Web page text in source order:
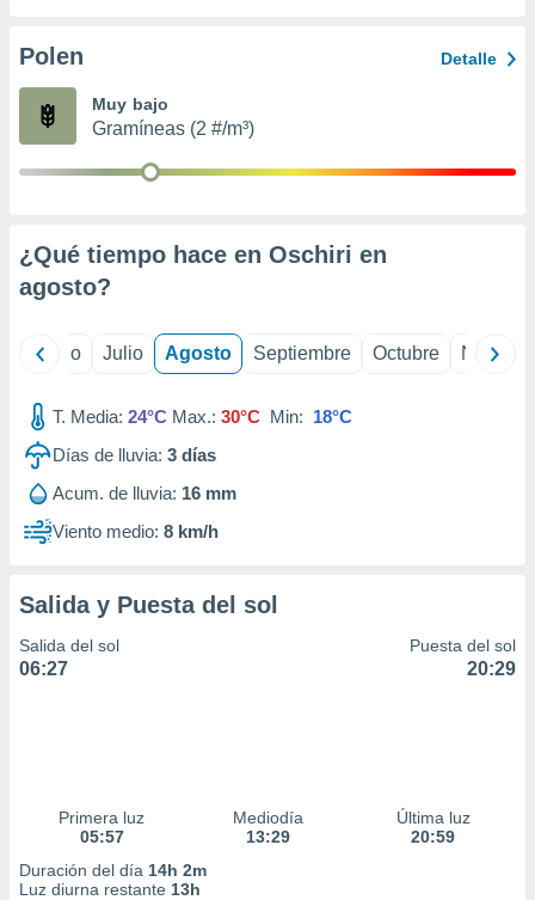
e
mediante
publicidad
publicidad
de
Polen Detalle
Muy bajo
Gramíneas (2 #/m³)
¿Qué tiempo hace en Oschiri en
agosto?
Junio Julio Agosto Septiembre Octubre
T. Media: 24°C Max.: 30°C Min: 18°C
Días de lluvia: 3 días
Acum. de lluvia: 16 mm
Viento medio: 8 km/h
Salida y Puesta del sol
Salida del sol
06:27
Puesta del sol
20:29
Primera luz
05:57
Mediodía
13:29
Última luz
20:59
Duración del día 14h 2m
Luz diurna restante 13h